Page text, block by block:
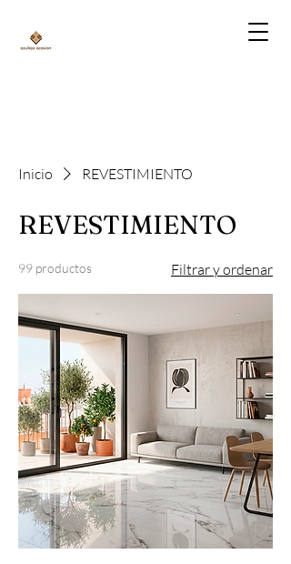
Inicio REVESTIMIENTO
REVESTIMIENTO
99 productos Filtrar y ordenar